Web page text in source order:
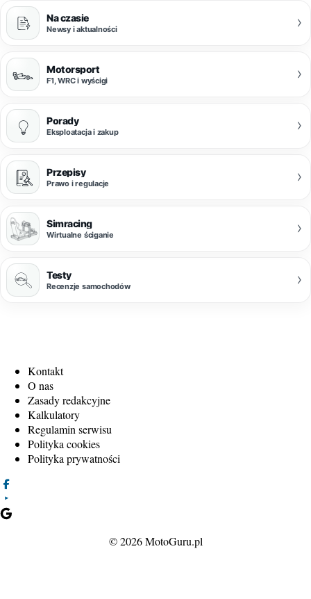
Na czasie
Newsy i aktualności ›
Motorsport
F1, WRC i wyścigi ›
Porady
Eksploatacja i zakup ›
Przepisy
Prawo i regulacje ›
Simracing
Wirtualne ściganie ›
Testy
Recenzje samochodów ›
Kontakt
O nas
Zasady redakcyjne
Kalkulatory
Regulamin serwisu
Polityka cookies
Polityka prywatności
© 2026 MotoGuru.pl